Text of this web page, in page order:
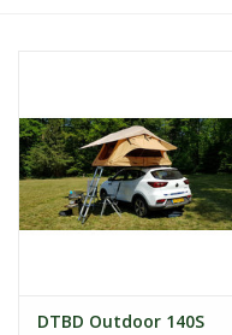
DTBD Outdoor 140S